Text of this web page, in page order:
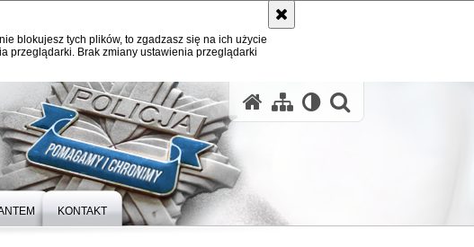
blokujesz tych plików, to zgadzasz się na ich użycie
przeglądarki. Brak zmiany ustawienia przeglądarki
KONTAKT